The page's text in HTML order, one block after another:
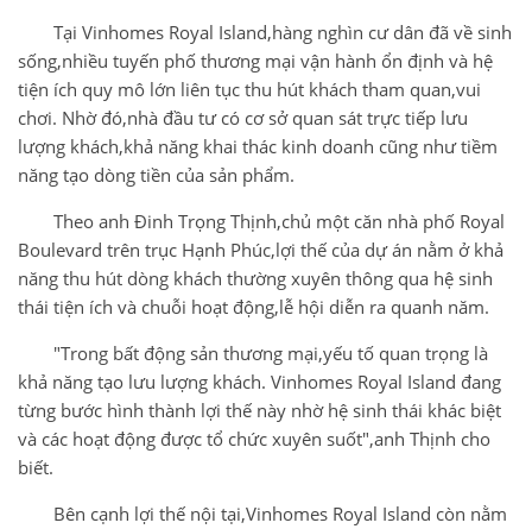
Tại Vinhomes Royal Island,hàng nghìn cư dân đã về sinh
sống,nhiều tuyến phố thương mại vận hành ổn định và hệ
tiện ích quy mô lớn liên tục thu hút khách tham quan,vui
chơi. Nhờ đó,nhà đầu tư có cơ sở quan sát trực tiếp lưu
lượng khách,khả năng khai thác kinh doanh cũng như tiềm
năng tạo dòng tiền của sản phẩm.
Theo anh Đinh Trọng Thịnh,chủ một căn nhà phố Royal
Boulevard trên trục Hạnh Phúc,lợi thế của dự án nằm ở khả
năng thu hút dòng khách thường xuyên thông qua hệ sinh
thái tiện ích và chuỗi hoạt động,lễ hội diễn ra quanh năm.
"Trong bất động sản thương mại,yếu tố quan trọng là
khả năng tạo lưu lượng khách. Vinhomes Royal Island đang
từng bước hình thành lợi thế này nhờ hệ sinh thái khác biệt
và các hoạt động được tổ chức xuyên suốt",anh Thịnh cho
biết.
Bên cạnh lợi thế nội tại,Vinhomes Royal Island còn nằm